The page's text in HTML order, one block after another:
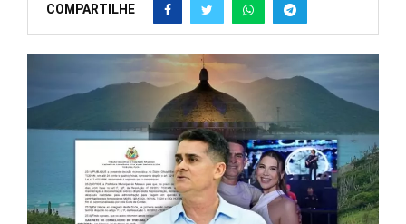
COMPARTILHE